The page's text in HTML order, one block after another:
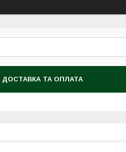
ДОСТАВКА ТА ОПЛАТА